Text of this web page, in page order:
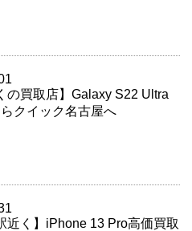
の買取店】Galaxy S22 Ultra
クイック名古屋へ
近く】iPhone 13 Pro高価買取